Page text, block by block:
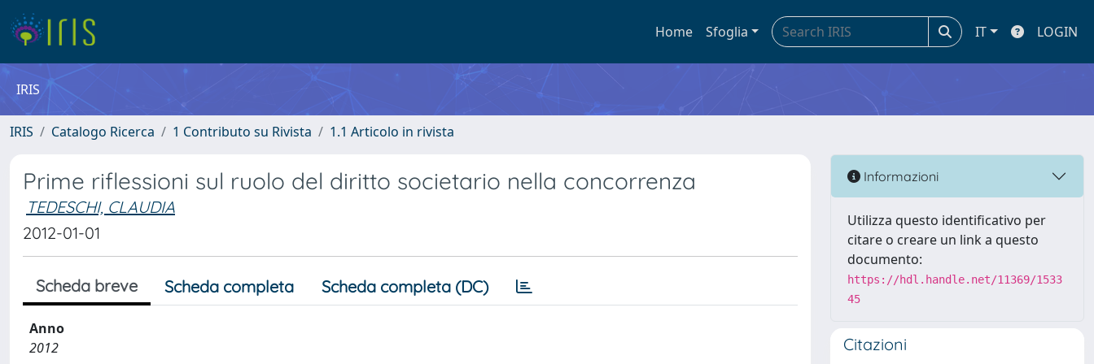
Home Sfoglia IT LOGIN
IRIS
IRIS Catalogo Ricerca 1 Contributo su Rivista 1.1 Articolo in rivista
Prime riflessioni sul ruolo del diritto societario nella concorrenza
TEDESCHI, CLAUDIA
2012-01-01
Scheda breve Scheda completa Scheda completa (DC)
Anno
2012
Informazioni
Utilizza questo identificativo per
citare o creare un link a questo
documento:
https://hdl.handle.net/11369/1533
45
Citazioni